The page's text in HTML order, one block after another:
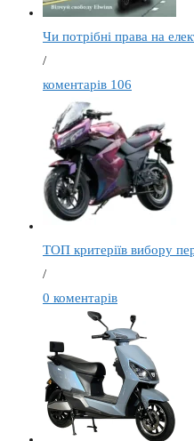
Чи потрібні права на
/
коментарів 106
ТОП критеріїв вибору
/
0 коментарів